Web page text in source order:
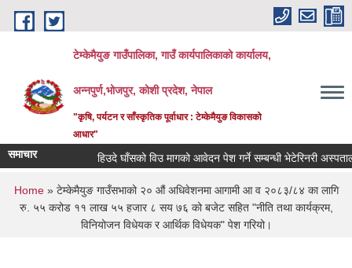
Skip to main content
टेम्केमैयुङ गाउँपालिका, गाउँ कार्यपालिकाको कार्यालय,
अन्नपुर्ण,भोजपुर, कोशी प्रदेश, नेपाल
"कृषि, पर्यटन र साँस्कृतिक पूर्वाधार : टेम्केमैयुङ विकासको
आधार"
समाचार हिउदे घाँसको विउ मागको आवेदन पेश गर्ने सम्बन्धी भेटेरिनरी अस्पताल
You are here
Home» टेम्केमैयुङ गाउँसभाको २० औं अधिवेशनमा आगामी आ व २०८३/८४ का लागि
रु. ५५ करोड ११ लाख ५५ हजार ८ सय ७६ को बजेट सहित "नीति तथा कार्यक्रम,
विनियोजन विधेयक र आर्थिक विधेयक" पेश गरियो।